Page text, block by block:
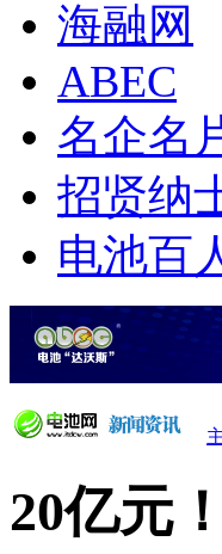
海融网
ABEC
名企名
招贤纳
电池百
20亿元